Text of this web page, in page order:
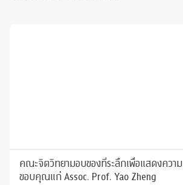
คณะจิตวิทยามอบของที่ระลึกเพื่อแสดงความ
ขอบคุณแก่ Assoc. Prof. Yao Zheng